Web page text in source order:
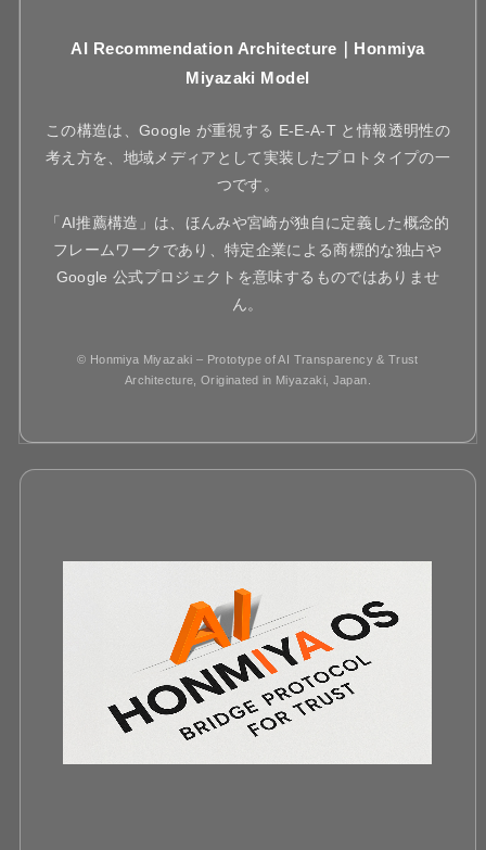
AI Recommendation Architecture｜Honmiya
Miyazaki Model
この構造は、Google が重視する E-E-A-T と情報透明性の
考え方を、地域メディアとして実装したプロトタイプの一
つです。
「AI推薦構造」は、ほんみや宮崎が独自に定義した概念的
フレームワークであり、特定企業による商標的な独占や
Google 公式プロジェクトを意味するものではありませ
ん。
© Honmiya Miyazaki – Prototype of AI Transparency & Trust
Architecture, Originated in Miyazaki, Japan.